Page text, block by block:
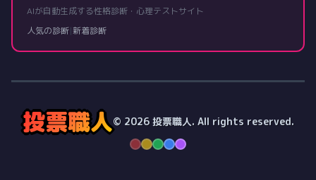
AIが自動生成する性格診断・心理テストサイト
人気の診断|新着診断
投票職人© 2026 投票職人. All rights reserved.